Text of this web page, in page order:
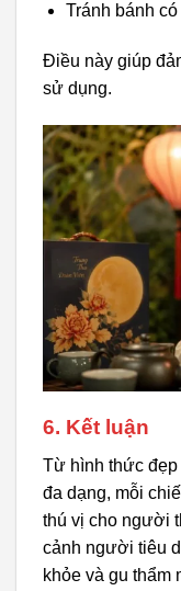
Tránh bánh
Điều này giúp
sử dụng.
6. Kết luận
Từ hình thức
đa dạng, mỗi
thú vị cho người
cảnh người tiêu
khỏe và gu thẩm